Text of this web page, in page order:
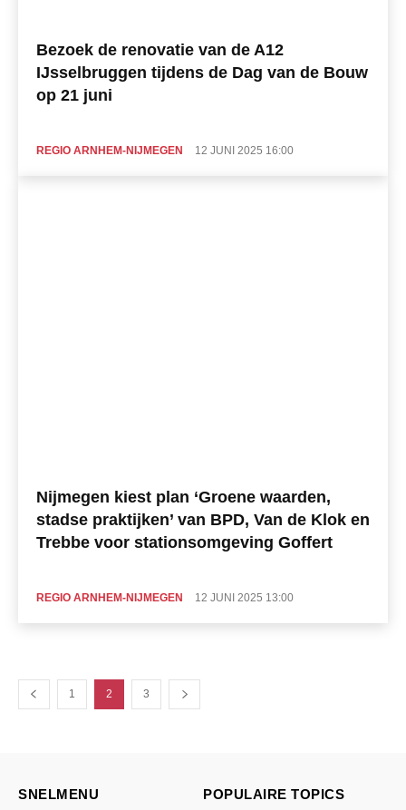
Bezoek de renovatie van de A12
IJsselbruggen tijdens de Dag van de Bouw
op 21 juni
REGIO ARNHEM-NIJMEGEN 12 JUNI 2025 16:00
Nijmegen kiest plan ‘Groene waarden,
stadse praktijken’ van BPD, Van de Klok en
Trebbe voor stationsomgeving Goffert
REGIO ARNHEM-NIJMEGEN 12 JUNI 2025 13:00
1 2 3
SNELMENU POPULAIRE TOPICS